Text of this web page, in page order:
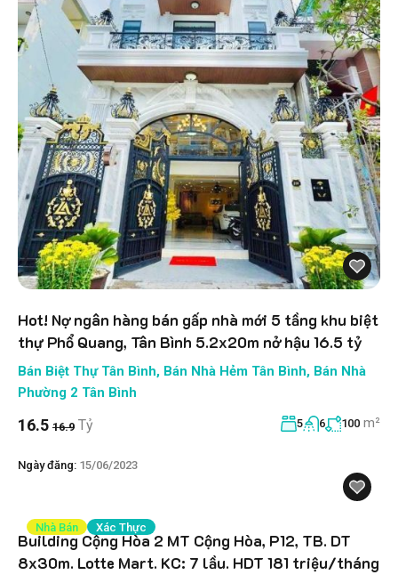
Hot! Nợ ngân hàng bán gấp nhà mới 5 tầng khu biệt
thự Phổ Quang, Tân Bình 5.2x20m nở hậu 16.5 tỷ
Bán Biệt Thự Tân Bình, Bán Nhà Hẻm Tân Bình, Bán Nhà
Phường 2 Tân Bình
16.5 16.9 Tỷ 5 6 100 m²
Ngày đăng: 15/06/2023
Nhà Bán Xác Thực
Building Cộng Hòa 2 MT Cộng Hòa, P12, TB. DT
8x30m. Lotte Mart. KC: 7 lầu. HDT 181 triệu/tháng